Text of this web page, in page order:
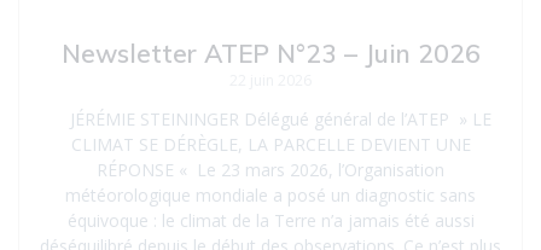
Newsletter ATEP N°23 – Juin 2026
JÉRÉMIE STEININGER Délégué général de l’ATEP » LE
CLIMAT SE DÉRÈGLE, LA PARCELLE DEVIENT UNE
RÉPONSE « Le 23 mars 2026, l’Organisation
météorologique mondiale a posé un diagnostic sans
équivoque : le climat de la Terre n’a jamais été aussi